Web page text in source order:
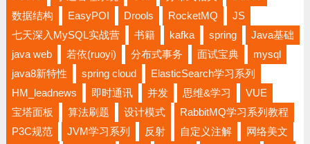
数据结构
EasyPOI Drools RocketMQ
JS
七天深入MySQL实战营
书籍 kafka spring
Java基础
java web
若依(ruoyi) 分布式事务 面试宝典
mysql
java8新特性
spring cloud
ElasticSearch学习系列
HM_leadnews
即时通讯 并发 思维&学习
VUE
宝塔面板
算法刷题 设计模式
RabbitMQ学习系列教程
P3C规范
JVM学习系列 反射 自定义注解
网络美文